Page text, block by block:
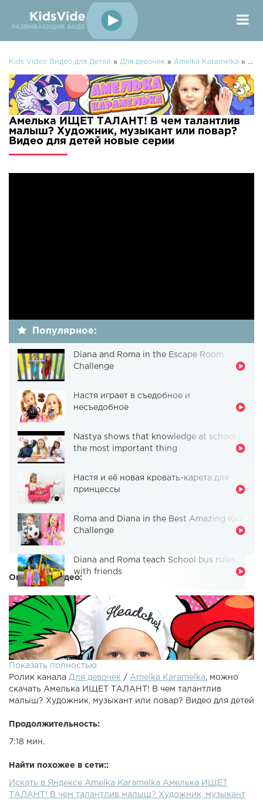
Kids Video Видео для Детей » Для девочек » Amelka Karamelka » Амелька ИЩЕТ ТАЛАНТ! В чем талантлив малыш? Художник, музыкант или повар? Видео для детей
Амелька ИЩЕТ ТАЛАНТ! В чем талантлив
малыш? Художник, музыкант или повар?
Видео для детей новые серии
Популярное:
Diana and Roma in the Escape Room
Challenge
Настя играет в съедобное и
несъедобное
Nastya shows that knowledge at school is
the most important thing
Настя и её новая кровать-карета для
принцессы
Roma and Diana in the Best Amazing Kids
Challenge
Diana and Roma teach School bus rules
with friends
Описание видео:
Художник, музыкант или повар? Видео для детей
людей. Амелька тоже хочет быть талантливой. Амелька
ищет талант. Художник, музыкант или повар? Amelka
Показать полностью
Ролик канала Для девочек / Amelka Karamelka , можно
скачать Амелька ИЩЕТ ТАЛАНТ! В чем талантлив
малыш? Художник, музыкант или повар? Видео для детей
Продолжительность:
7:18 мин.
Найти похожее в сети::
Искать в Яндексе Amelka Karamelka Амелька ИЩЕТ
ТАЛАНТ! В чем талантлив малыш? Художник, музыкант